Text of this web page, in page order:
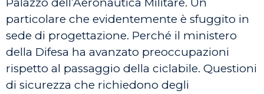
particolare che evidentemente è sfuggito in
sede di progettazione. Perché il ministero
della Difesa ha avanzato preoccupazioni
rispetto al passaggio della ciclabile. Questioni
di sicurezza che richiedono degli